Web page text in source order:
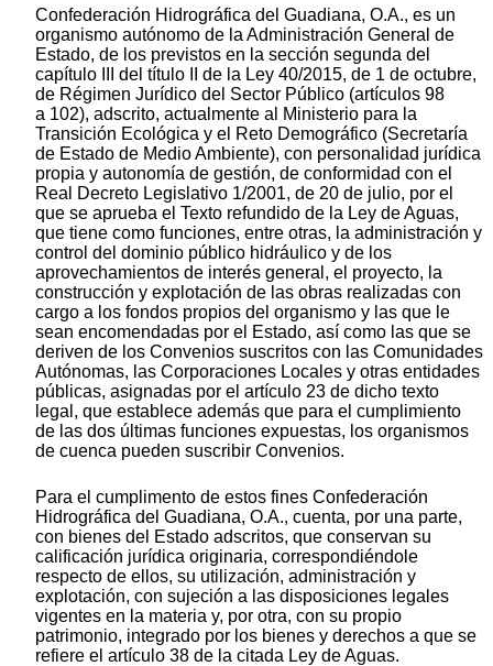
Confederación Hidrográfica del Guadiana, O.A., es un
organismo autónomo de la Administración General de
Estado, de los previstos en la sección segunda del
capítulo III del título II de la Ley 40/2015, de 1 de octubre,
de Régimen Jurídico del Sector Público (artículos 98
a 102), adscrito, actualmente al Ministerio para la
Transición Ecológica y el Reto Demográfico (Secretaría
de Estado de Medio Ambiente), con personalidad jurídica
propia y autonomía de gestión, de conformidad con el
Real Decreto Legislativo 1/2001, de 20 de julio, por el
que se aprueba el Texto refundido de la Ley de Aguas,
que tiene como funciones, entre otras, la administración y
control del dominio público hidráulico y de los
aprovechamientos de interés general, el proyecto, la
construcción y explotación de las obras realizadas con
cargo a los fondos propios del organismo y las que le
sean encomendadas por el Estado, así como las que se
deriven de los Convenios suscritos con las Comunidades
Autónomas, las Corporaciones Locales y otras entidades
públicas, asignadas por el artículo 23 de dicho texto
legal, que establece además que para el cumplimiento
de las dos últimas funciones expuestas, los organismos
de cuenca pueden suscribir Convenios.
Para el cumplimento de estos fines Confederación
Hidrográfica del Guadiana, O.A., cuenta, por una parte,
con bienes del Estado adscritos, que conservan su
calificación jurídica originaria, correspondiéndole
respecto de ellos, su utilización, administración y
explotación, con sujeción a las disposiciones legales
vigentes en la materia y, por otra, con su propio
patrimonio, integrado por los bienes y derechos a que se
refiere el artículo 38 de la citada Ley de Aguas.